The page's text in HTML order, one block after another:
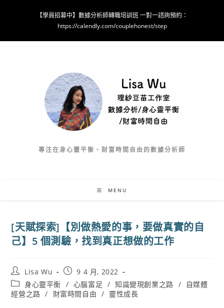
【學員招募中】數據分析師轉職培訓班 一對一諮詢預約：
https://calendly.com/couplehonest/step
專注在身心靈平衡、財富時間自由的數據分析師
MENU
[天賦探索]【別做熱愛的事，要做真實的自
己】5 個測驗，找到真正想做的工作
Post
author:
Lisa Wu
Post
published:
9 4 月, 2022
Post
category:
身心靈平衡 / 心腦富足 / 知識變現創業之路 /
自媒體
經營之路 / 財富時間自由 / 靈性成長